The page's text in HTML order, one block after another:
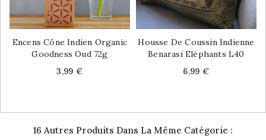
Encens Cône Indien Organic
Goodness Oud 72g
Price
3,99 €
Housse De Coussin Indienne
Benarasi Eléphants L40
Price
6,99 €
16 Autres Produits Dans La Même Catégorie :